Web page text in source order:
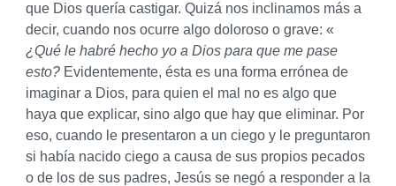
que Dios quería castigar. Quizá nos inclinamos más a
decir, cuando nos ocurre algo doloroso o grave: «
¿Qué le habré hecho yo a Dios para que me pase
esto?Evidentemente, ésta es una forma errónea de
imaginar a Dios, para quien el mal no es algo que
haya que explicar, sino algo que hay que eliminar. Por
eso, cuando le presentaron a un ciego y le preguntaron
si había nacido ciego a causa de sus propios pecados
o de los de sus padres, Jesús se negó a responder a la